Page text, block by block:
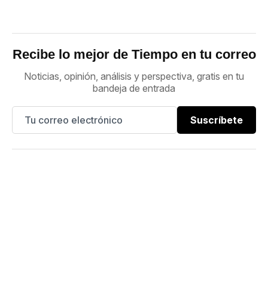
Recibe lo mejor de Tiempo en tu correo
Noticias, opinión, análisis y perspectiva, gratis en tu
bandeja de entrada
Suscríbete